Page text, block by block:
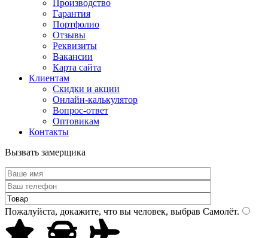
Производство
Гарантия
Портфолио
Отзывы
Реквизиты
Вакансии
Карта сайта
Клиентам
Скидки и акции
Онлайн-калькулятор
Вопрос-ответ
Оптовикам
Контакты
Вызвать замерщика
Пожалуйста, докажите, что вы человек, выбрав Самолёт.